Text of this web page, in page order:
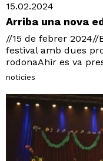
15.02.2024
Arriba una nova
//15 de febrer 2024//
festival amb dues
rodonaAhir es va
noticies